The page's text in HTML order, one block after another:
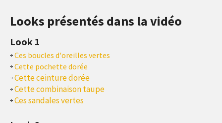
Looks présentés dans la vidéo
Look 1
Ces boucles d'oreilles vertes
Cette pochette dorée
Cette ceinture dorée
Cette combinaison taupe
Ces sandales vertes